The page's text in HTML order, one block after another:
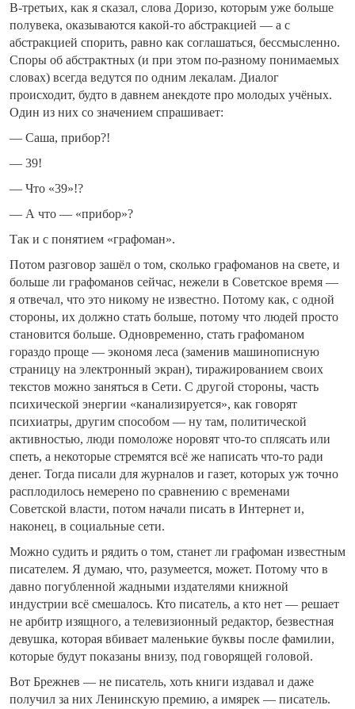
В-третьих, как я сказал, слова Доризо, которым уже больше
полувека, оказываются какой-то абстракцией — а с
абстракцией спорить, равно как соглашаться, бессмысленно.
Споры об абстрактных (и при этом по-разному понимаемых
словах) всегда ведутся по одним лекалам. Диалог
происходит, будто в давнем анекдоте про молодых учёных.
Один из них со значением спрашивает:
— Саша, прибор?!
— 39!
— Что «39»!?
— А что — «прибор»?
Так и с понятием «графоман».
Потом разговор зашёл о том, сколько графоманов на свете, и
больше ли графоманов сейчас, нежели в Советское время —
я отвечал, что это никому не известно. Потому как, с одной
стороны, их должно стать больше, потому что людей просто
становится больше. Одновременно, стать графоманом
гораздо проще — экономя леса (заменив машинописную
страницу на электронный экран), тиражированием своих
текстов можно заняться в Сети. С другой стороны, часть
психической энергии «канализируется», как говорят
психиатры, другим способом — ну там, политической
активностью, люди помоложе норовят что-то сплясать или
спеть, а некоторые стремятся всё же написать что-то ради
денег. Тогда писали для журналов и газет, которых уж точно
расплодилось немерено по сравнению с временами
Советской власти, потом начали писать в Интернет и,
наконец, в социальные сети.
Можно судить и рядить о том, станет ли графоман известным
писателем. Я думаю, что, разумеется, может. Потому что в
давно погубленной жадными издателями книжной
индустрии всё смешалось. Кто писатель, а кто нет — решает
не арбитр изящного, а телевизионный редактор, безвестная
девушка, которая вбивает маленькие буквы после фамилии,
которые будут показаны внизу, под говорящей головой.
Вот Брежнев — не писатель, хоть книги издавал и даже
получил за них Ленинскую премию, а имярек — писатель.